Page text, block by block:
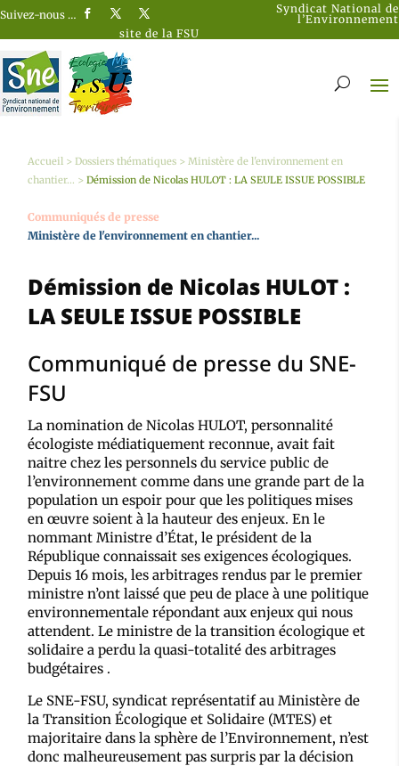
Suivez-nous …
Syndicat National de
l’Environnement
site de la FSU
Accueil >Dossiers thématiques >Ministère de l'environnement en
chantier... >Démission de Nicolas HULOT : LA SEULE ISSUE POSSIBLE
Communiqués de presse
Ministère de l'environnement en chantier...
Démission de Nicolas HULOT :
LA SEULE ISSUE POSSIBLE
Communiqué de presse du SNE-
FSU
La nomination de Nicolas HULOT, personnalité
écologiste médiatiquement reconnue, avait fait
naitre chez les personnels du service public de
l’environnement comme dans une grande part de la
population un espoir pour que les politiques mises
en œuvre soient à la hauteur des enjeux. En le
nommant Ministre d’État, le président de la
République connaissait ses exigences écologiques.
Depuis 16 mois, les arbitrages rendus par le premier
ministre n’ont laissé que peu de place à une politique
environnementale répondant aux enjeux qui nous
attendent. Le ministre de la transition écologique et
solidaire a perdu la quasi-totalité des arbitrages
budgétaires .
Le SNE-FSU, syndicat représentatif au Ministère de
la Transition Écologique et Solidaire (MTES) et
majoritaire dans la sphère de l’Environnement, n’est
donc malheureusement pas surpris par la décision